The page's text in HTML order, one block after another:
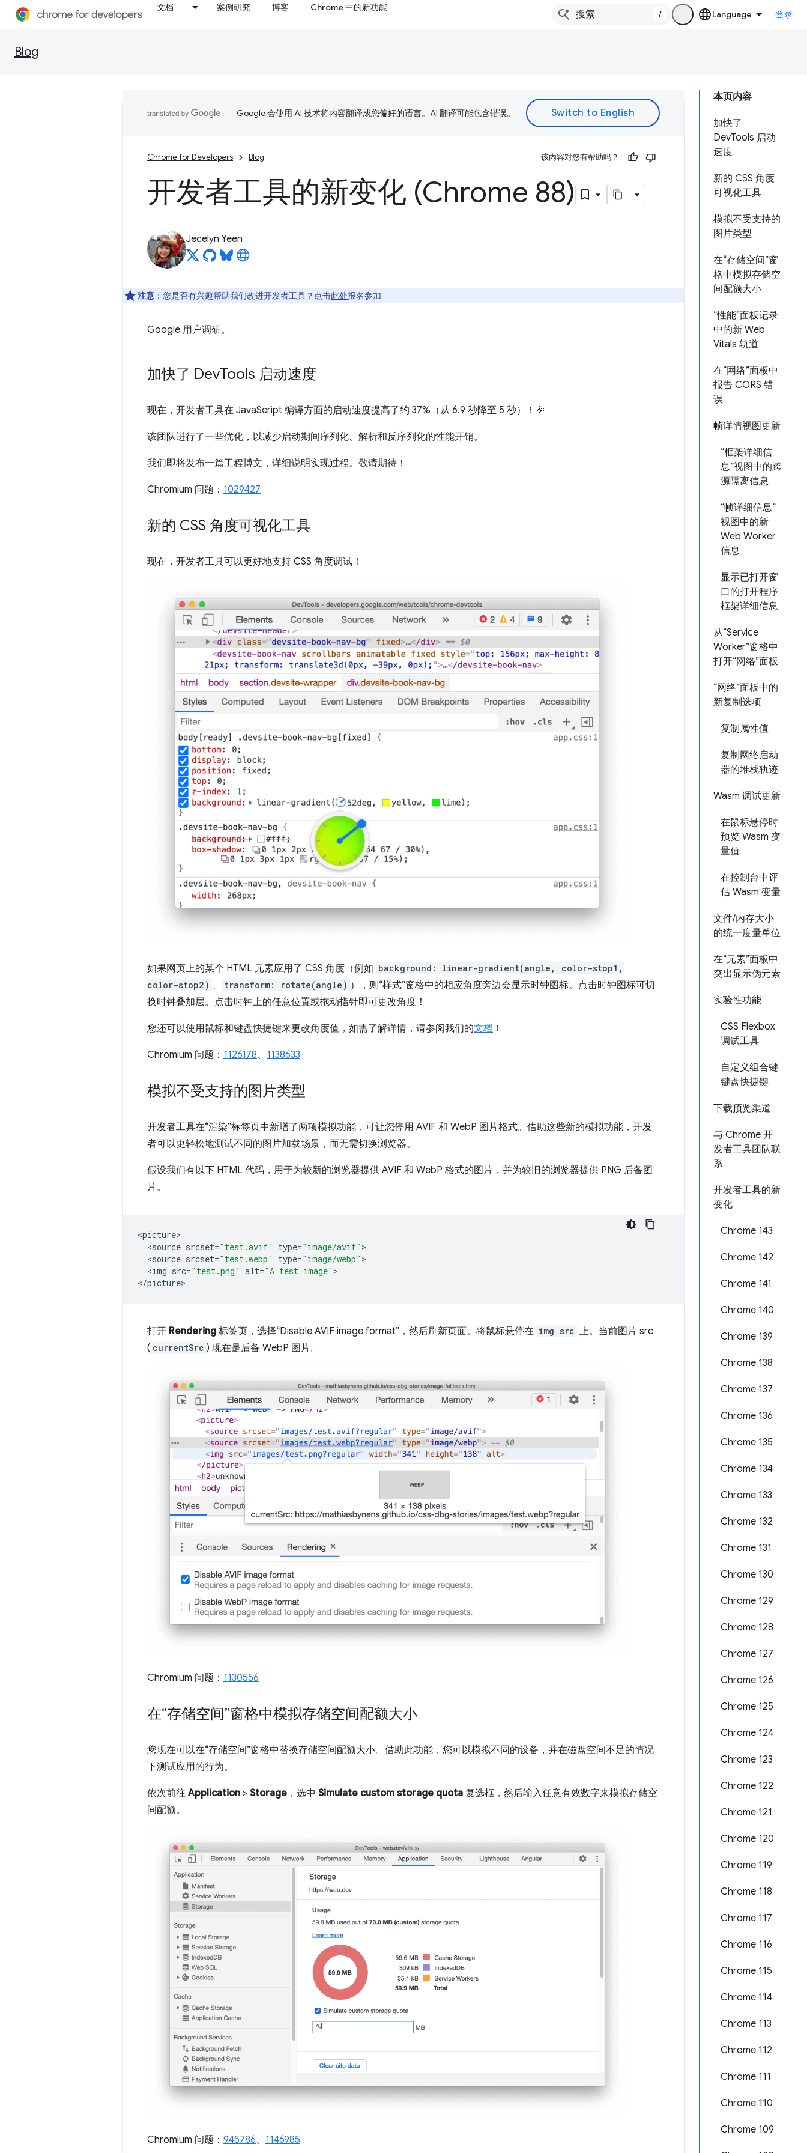
文档 案例研究 博客 Chrome 中的新功能
/ 登录
Blog
本页内容
加快了
DevTools 启动
速度
新的 CSS 角度
可视化工具
模拟不受支持的
图片类型
在“存储空间”窗
格中模拟存储空
间配额大小
“性能”面板记录
中的新 Web
Vitals 轨道
在“网络”面板中
报告 CORS 错
误
帧详情视图更新
“框架详细信
息”视图中的跨
源隔离信息
“帧详细信息”
视图中的新
Web Worker
信息
显示已打开窗
口的打开程序
框架详细信息
从“Service
Worker”窗格中
打开“网络”面板
“网络”面板中的
新复制选项
复制属性值
复制网络启动
器的堆栈轨迹
Wasm 调试更新
在鼠标悬停时
预览 Wasm 变
量值
在控制台中评
估 Wasm 变量
文件/内存大小
的统一度量单位
在“元素”面板中
突出显示伪元素
实验性功能
CSS Flexbox
调试工具
自定义组合键
键盘快捷键
下载预览渠道
与 Chrome 开
发者工具团队联
系
开发者工具的新
变化
Chrome 143
Chrome 142
Chrome 141
Chrome 140
Chrome 139
Chrome 138
Chrome 137
Chrome 136
Chrome 135
Chrome 134
Chrome 133
Chrome 132
Chrome 131
Chrome 130
Chrome 129
Chrome 128
Chrome 127
Chrome 126
Chrome 125
Chrome 124
Chrome 123
Chrome 122
Chrome 121
Chrome 120
Chrome 119
Chrome 118
Chrome 117
Chrome 116
Chrome 115
Chrome 114
Chrome 113
Chrome 112
Chrome 111
Chrome 110
Chrome 109
Google 会使用 AI 技术将内容翻译成您偏好的语言。AI 翻译可能包含错误。
Chrome for Developers Blog 该内容对您有帮助吗？
开发者工具的新变化 (Chrome 88)
Jecelyn Yeen
注意 ：您是否有兴趣帮助我们改进开发者工具？点击此处报名参加
Google 用户调研。
加快了 DevTools 启动速度
现在，开发者工具在 JavaScript 编译方面的启动速度提高了约 37%（从 6.9 秒降至 5 秒）！🎉
该团队进行了一些优化，以减少启动期间序列化、解析和反序列化的性能开销。
我们即将发布一篇工程博文，详细说明实现过程。敬请期待！
Chromium 问题： 1029427
新的 CSS 角度可视化工具
现在，开发者工具可以更好地支持 CSS 角度调试！
如果网页上的某个 HTML 元素应用了 CSS 角度（例如 background: linear-gradient(angle, color-stop1,
color-stop2) 、 transform: rotate(angle) ），则“样式”窗格中的相应角度旁边会显示时钟图标。点击时钟图标可切
换时钟叠加层。点击时钟上的任意位置或拖动指针即可更改角度！
您还可以使用鼠标和键盘快捷键来更改角度值，如需了解详情，请参阅我们的文档 ！
Chromium 问题： 1126178、 1138633
模拟不受支持的图片类型
开发者工具在“渲染”标签页中新增了两项模拟功能，可让您停用 AVIF 和 WebP 图片格式。借助这些新的模拟功能，开发
者可以更轻松地测试不同的图片加载场景，而无需切换浏览器。
假设我们有以下 HTML 代码，用于为较新的浏览器提供 AVIF 和 WebP 格式的图片，并为较旧的浏览器提供 PNG 后备图
片。
<picture
<source srcset="test.avif" type="image/avif"
<source srcset="test.webp" type="image/webp"
<img src="test.png" alt="A test image" >
</picture
打开 Rendering 标签页，选择“Disable AVIF image format”，然后刷新页面。将鼠标悬停在 img src 上。当前图片 src
( currentSrc ) 现在是后备 WebP 图片。
Chromium 问题： 1130556
在“存储空间”窗格中模拟存储空间配额大小
您现在可以在“存储空间”窗格中替换存储空间配额大小。借助此功能，您可以模拟不同的设备，并在磁盘空间不足的情况
下测试应用的行为。
依次前往Application > Storage ，选中 Simulate custom storage quota 复选框，然后输入任意有效数字来模拟存储空
间配额。
Chromium 问题： 945786、 1146985